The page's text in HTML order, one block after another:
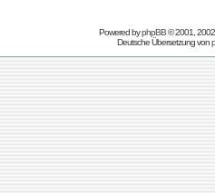
Powered byphpBB© 2001,
Deutsche Übersetzung von